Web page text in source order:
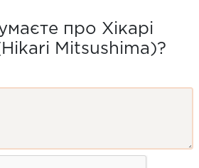
про Хікарі
Mitsushima)?